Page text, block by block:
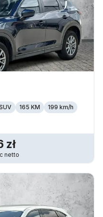
165 KM 199 km/h
zł
netto